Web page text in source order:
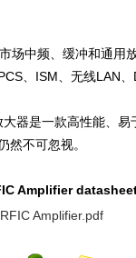
场中频、缓冲和通
、ISM、无线LAN
器是一款高性能、
然不可忽视。
Amplifier
Amplifier.pdf